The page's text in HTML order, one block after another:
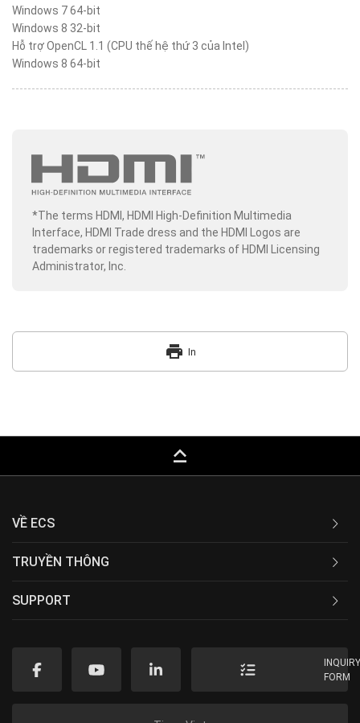
Windows 7 64-bit
Windows 8 32-bit
Hỗ trợ OpenCL 1.1 (CPU thế hệ thứ 3 của Intel)
Windows 8 64-bit
*The terms HDMI, HDMI High-Definition Multimedia
Interface, HDMI Trade dress and the HDMI Logos are
trademarks or registered trademarks of HDMI Licensing
Administrator, Inc.
print In
keyboard_capslock
VỀ ECS
TRUYỀN THÔNG
SUPPORT
FORM